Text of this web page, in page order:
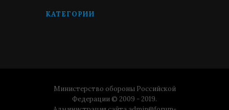
КАТЕГОРИИ
Министерство обороны Российской
Федерации © 2009 - 2019.